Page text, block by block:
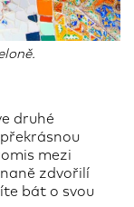
druhé
mezi
zdvořilí
bát o svou